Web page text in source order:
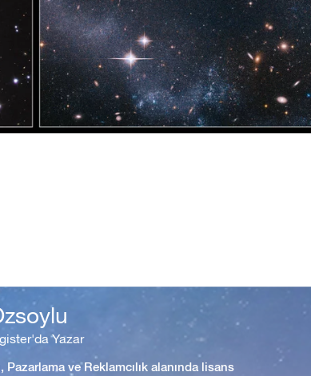
Yazar
ve Reklamcılık alanında lisans